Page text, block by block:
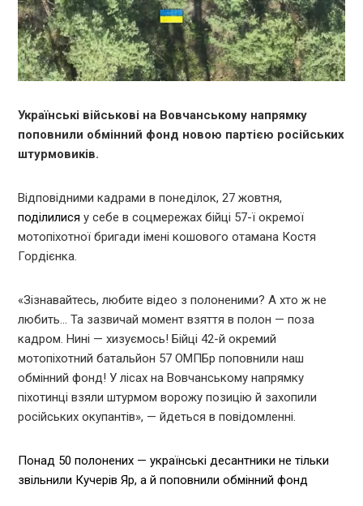
Українські військові на Вовчанському напрямку
поповнили обмінний фонд новою партією російських
штурмовиків.
Відповідними кадрами в понеділок, 27 жовтня,
поділилися у себе в соцмережах бійці 57-ї окремої
мотопіхотної бригади імені кошового отамана Костя
Гордієнка.
«Зізнавайтесь, любите відео з полоненими? А хто ж не
любить… Та зазвичай момент взяття в полон — поза
кадром. Нині — хизуємось! Бійці 42-й окремий
мотопіхотний батальйон 57 ОМПБр поповнили наш
обмінний фонд! У лісах на Вовчанському напрямку
піхотинці взяли штурмом ворожу позицію й захопили
російських окупантів», — йдеться в повідомленні.
Понад 50 полонених — українські десантники не тільки
звільнили Кучерів Яр, а й поповнили обмінний фонд